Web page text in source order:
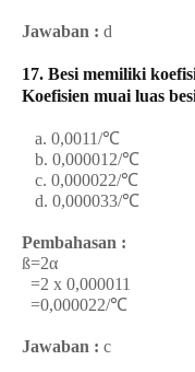
Jawaban : d
17. Besi memiliki
Koefisien muai luas
a. 0,0011/℃
b. 0,000012/℃
c. 0,000022/℃
d. 0,000033/℃
Pembahasan :
ß=2α
=2 x 0,000011
=0,000022/℃
Jawaban : c